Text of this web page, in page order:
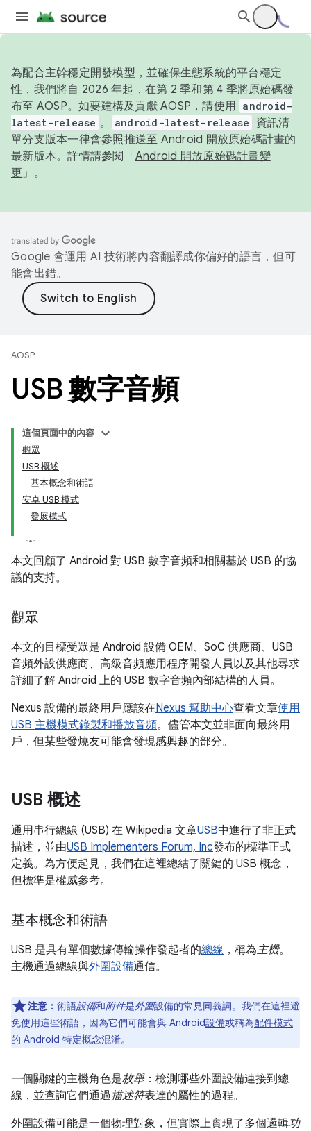
為配合主幹穩定開發模型，並確保生態系統的平台穩定
性，我們將自 2026 年起，在第 2 季和第 4 季將原始碼發
布至 AOSP。如要建構及貢獻 AOSP，請使用 android-
latest-release 。 android-latest-release
資訊清
單分支版本一律會參照推送至 Android 開放原始碼計畫的
最新版本。詳情請參閱「 Android 開放原始碼計畫變
更 」。
Google 會運用 AI 技術將內容翻譯成你偏好的語言，但可
能會出錯。
AOSP
USB 數字音頻
這個頁面中的內容
觀眾
USB 概述
基本概念和術語
安卓 USB 模式
發展模式
本文回顧了 Android 對 USB 數字音頻和相關基於 USB 的協
議的支持。
觀眾
本文的目標受眾是 Android 設備 OEM、SoC 供應商、USB
音頻外設供應商、高級音頻應用程序開發人員以及其他尋求
詳細了解 Android 上的 USB 數字音頻內部結構的人員。
Nexus 設備的最終用戶應該在Nexus 幫助中心查看文章使用
USB 主機模式錄製和播放音頻。儘管本文並非面向最終用
戶，但某些發燒友可能會發現感興趣的部分。
USB 概述
通用串行總線 (USB) 在 Wikipedia 文章USB中進行了非正式
描述，並由USB Implementers Forum, Inc發布的標準正式
定義。為方便起見，我們在這裡總結了關鍵的 USB 概念，
但標準是權威參考。
基本概念和術語
USB 是具有單個數據傳輸操作發起者的總線 ，稱為主機。
主機通過總線與外圍設備通信。
注意： 術語設備和附件是外圍設備的常見同義詞。我們在這裡避
免使用這些術語，因為它們可能會與 Android設備或稱為配件模式
的 Android 特定概念混淆。
一個關鍵的主機角色是枚舉：檢測哪些外圍設備連接到總
線，並查詢它們通過描述符表達的屬性的過程。
外圍設備可能是一個物理對象，但實際上實現了多個邏輯功